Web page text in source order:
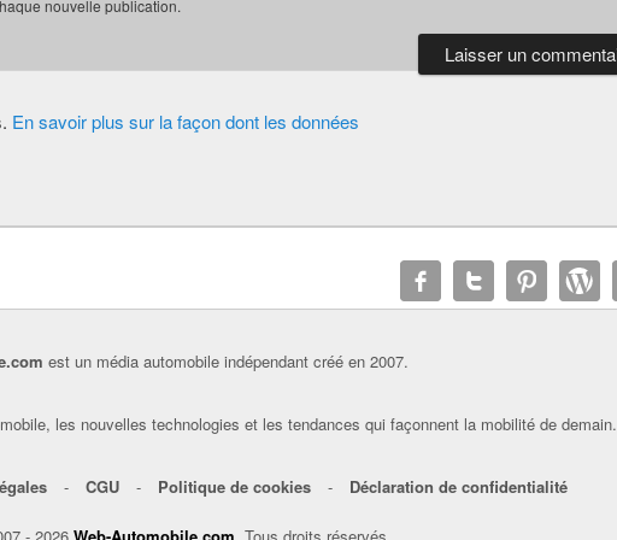
nouvelle publication.
En savoir plus sur la façon dont les données
est un média automobile indépendant créé en 2007.
les nouvelles technologies et les tendances qui façonnent la mobilité de demain.
- CGU - Politique de cookies - Déclaration de confidentialité
- 2026 Web-Automobile.com . Tous droits réservés.